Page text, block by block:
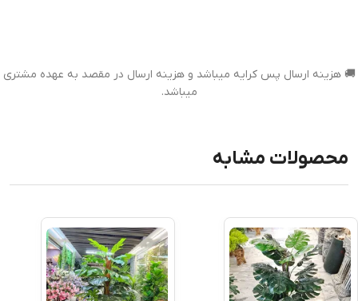
🚚 هزینه ارسال پس کرایه میباشد و هزینه ارسال در مقصد به عهده مشتری
میباشد.
محصولات مشابه